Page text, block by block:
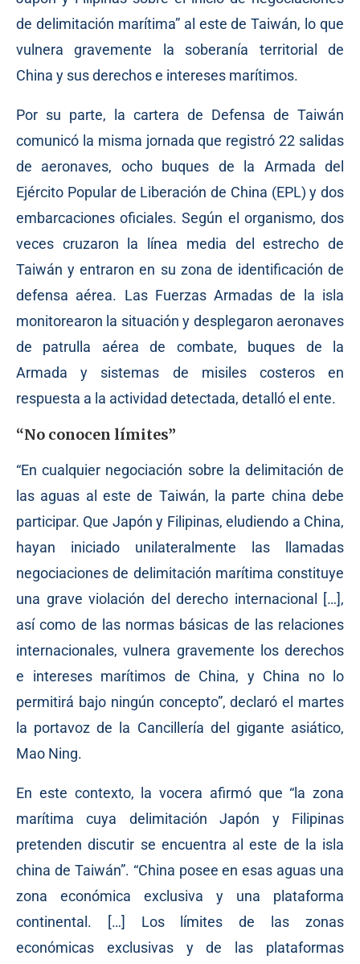
de delimitación marítima” al este de Taiwán, lo que
vulnera gravemente la soberanía territorial de
China y sus derechos e intereses marítimos.
Por su parte, la cartera de Defensa de Taiwán
comunicó la misma jornada que registró 22 salidas
de aeronaves, ocho buques de la Armada del
Ejército Popular de Liberación de China (EPL) y dos
embarcaciones oficiales. Según el organismo, dos
veces cruzaron la línea media del estrecho de
Taiwán y entraron en su zona de identificación de
defensa aérea. Las Fuerzas Armadas de la isla
monitorearon la situación y desplegaron aeronaves
de patrulla aérea de combate, buques de la
Armada y sistemas de misiles costeros en
respuesta a la actividad detectada, detalló el ente.
“No conocen límites”
“En cualquier negociación sobre la delimitación de
las aguas al este de Taiwán, la parte china debe
participar. Que Japón y Filipinas, eludiendo a China,
hayan iniciado unilateralmente las llamadas
negociaciones de delimitación marítima constituye
una grave violación del derecho internacional […],
así como de las normas básicas de las relaciones
internacionales, vulnera gravemente los derechos
e intereses marítimos de China, y China no lo
permitirá bajo ningún concepto”, declaró el martes
la portavoz de la Cancillería del gigante asiático,
Mao Ning.
En este contexto, la vocera afirmó que “la zona
marítima cuya delimitación Japón y Filipinas
pretenden discutir se encuentra al este de la isla
china de Taiwán”. “China posee en esas aguas una
zona económica exclusiva y una plataforma
continental. […] Los límites de las zonas
económicas exclusivas y de las plataformas